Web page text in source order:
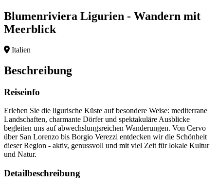
Blumenriviera Ligurien - Wandern mit
Meerblick
Italien
Beschreibung
Reiseinfo
Erleben Sie die ligurische Küste auf besondere Weise: mediterrane
Landschaften, charmante Dörfer und spektakuläre Ausblicke
begleiten uns auf abwechslungsreichen Wanderungen. Von Cervo
über San Lorenzo bis Borgio Verezzi entdecken wir die Schönheit
dieser Region - aktiv, genussvoll und mit viel Zeit für lokale Kultur
und Natur.
Detailbeschreibung